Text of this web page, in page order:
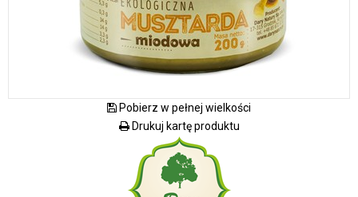
Pobierz w pełnej wielkości
Drukuj kartę produktu